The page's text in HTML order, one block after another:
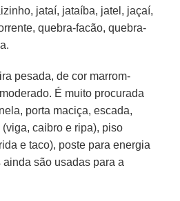
jataí, jataíba, jatel, jaçaí,
quebra-facão, quebra-
pesada, de cor marrom-
É muito procurada
porta maciça, escada,
caibro e ripa), piso
e taco), poste para energia
são usadas para a